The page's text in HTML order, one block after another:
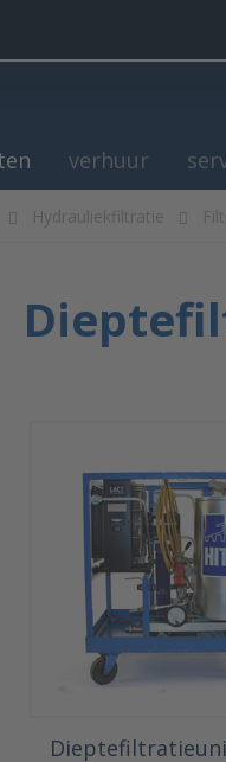
verhuur
Hydrauliekfiltratie